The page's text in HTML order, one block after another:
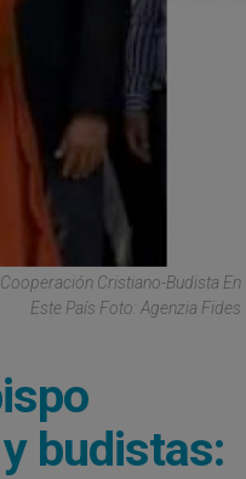
Cristiano-Budista En
Este País Foto: Agenzia Fides
budistas: